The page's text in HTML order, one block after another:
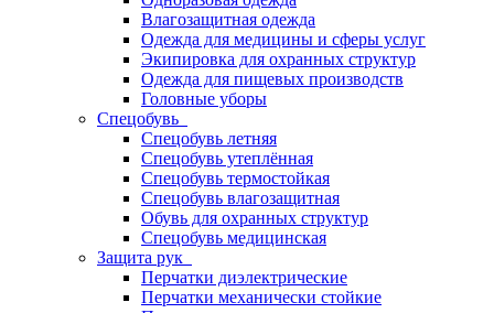
Влагозащитная одежда
Одежда для медицины и сферы услуг
Экипировка для охранных структур
Одежда для пищевых производств
Головные уборы
Спецобувь
Спецобувь летняя
Спецобувь утеплённая
Спецобувь термостойкая
Спецобувь влагозащитная
Обувь для охранных структур
Спецобувь медицинская
Защита рук
Перчатки диэлектрические
Перчатки механически стойкие